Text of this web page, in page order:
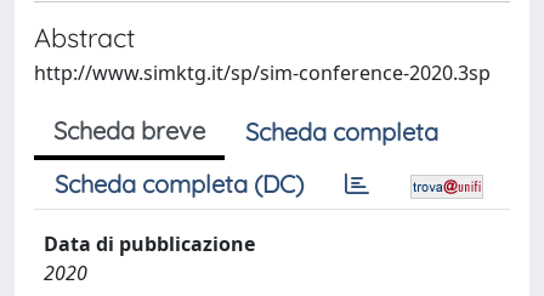
Abstract
http://www.simktg.it/sp/sim-conference-2020.3sp
Scheda breve
Scheda completa
Scheda completa (DC)
Data di pubblicazione
2020